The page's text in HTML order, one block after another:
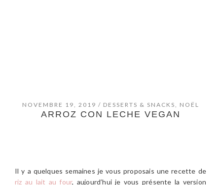
NOVEMBRE 19, 2019 / DESSERTS & SNACKS, NOËL
ARROZ CON LECHE VEGAN
Il y a quelques semaines je vous proposais une recette de
riz au lait au four, aujourd’hui je vous présente la version